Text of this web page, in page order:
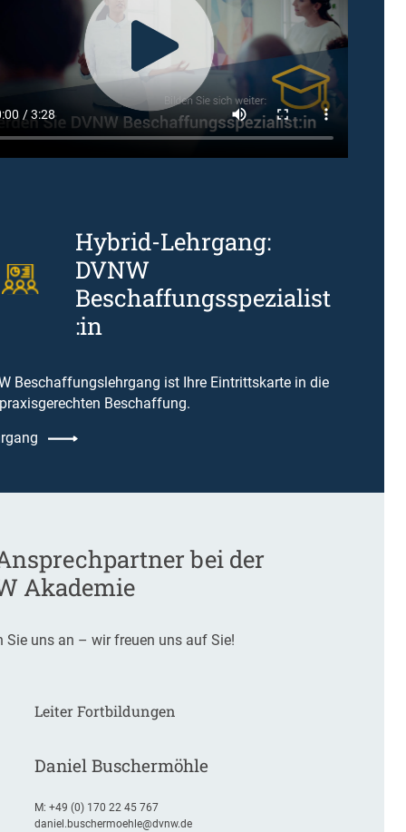
Hybrid-Lehrgang:
DVNW
Beschaffungsspezialist
:in
Beschaffungslehrgang ist Ihre Eintrittskarte in die
Beschaffung.
bei der
Akademie
Sie uns an – wir freuen uns auf Sie!
Leiter Fortbildungen
Daniel Buschermöhle
M: +49 (0) 170 22 45 767
daniel.buschermoehle@dvnw.de